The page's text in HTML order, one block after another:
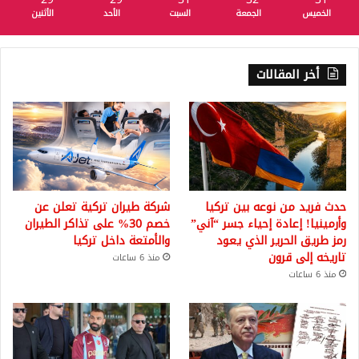
الخميس الجمعة السبت الأحد الأثنين
أخر المقالات
حدث فريد من نوعه بين تركيا
وأرمينيا! إعادة إحياء جسر “آني”
رمز طريق الحرير الذي يعود
تاريخه إلى قرون
منذ 6 ساعات
شركة طيران تركية تعلن عن
خصم 30% على تذاكر الطيران
والأمتعة داخل تركيا
منذ 6 ساعات